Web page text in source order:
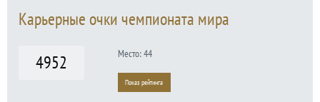
Карьерные очки чемпионата мира
4952
Место: 44
Показ рейтинга